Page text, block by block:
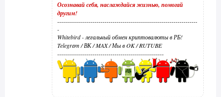
Осознавай себя, наслаждайся жизнью, помогай
другим!
-----------------------------------------------------------------------
-
Whitebird - легальный обмен криптовалюты в РБ!
Telegram/ВК/MAX/Мы в OK/RUTUBE
------------------------------------------------------